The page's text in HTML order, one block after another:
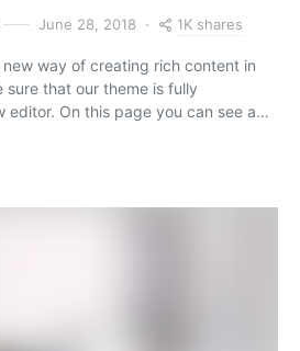
June 28, 2018 1K shares
way of creating rich content in
sure that our theme is fully
editor. On this page you can see a…